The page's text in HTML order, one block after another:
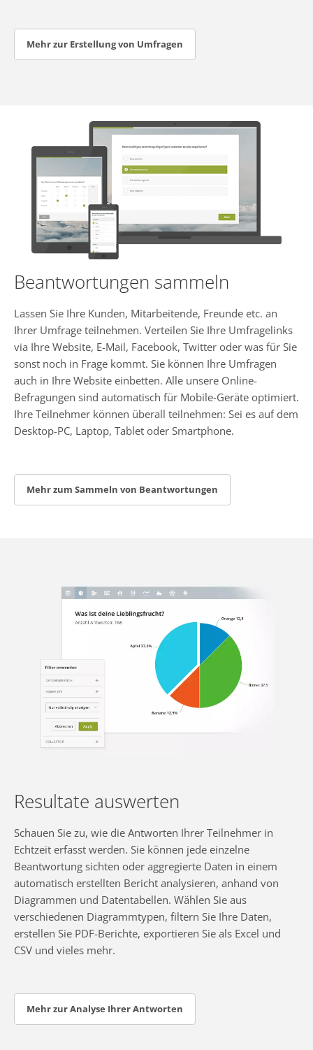
Mehr zur Erstellung von Umfragen
Beantwortungen sammeln
Lassen Sie Ihre Kunden, Mitarbeitende, Freunde etc. an
Ihrer Umfrage teilnehmen. Verteilen Sie Ihre Umfragelinks
via Ihre Website, E-Mail, Facebook, Twitter oder was für Sie
sonst noch in Frage kommt. Sie können Ihre Umfragen
auch in Ihre Website einbetten. Alle unsere Online-
Befragungen sind automatisch für Mobile-Geräte optimiert.
Ihre Teilnehmer können überall teilnehmen: Sei es auf dem
Desktop-PC, Laptop, Tablet oder Smartphone.
Mehr zum Sammeln von Beantwortungen
Resultate auswerten
Schauen Sie zu, wie die Antworten Ihrer Teilnehmer in
Echtzeit erfasst werden. Sie können jede einzelne
Beantwortung sichten oder aggregierte Daten in einem
automatisch erstellten Bericht analysieren, anhand von
Diagrammen und Datentabellen. Wählen Sie aus
verschiedenen Diagrammtypen, filtern Sie Ihre Daten,
erstellen Sie PDF-Berichte, exportieren Sie als Excel und
CSV und vieles mehr.
Mehr zur Analyse Ihrer Antworten